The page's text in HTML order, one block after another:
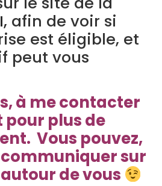
afin de voir si
est éligible, et
peut vous
à me contacter
plus de
Vous pouvez,
sur
de vous